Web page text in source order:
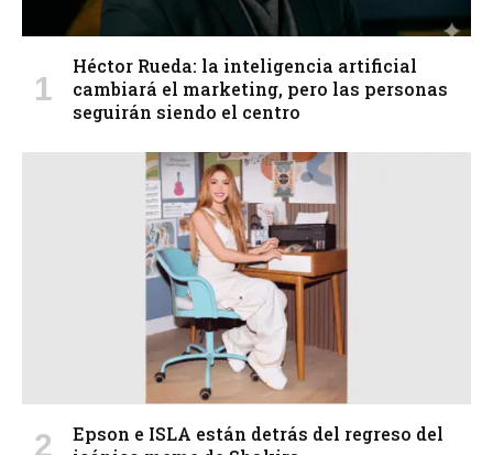
Héctor Rueda: la inteligencia artificial
cambiará el marketing, pero las personas
seguirán siendo el centro
Epson e ISLA están detrás del regreso del